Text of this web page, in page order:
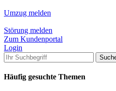
Umzug melden
Störung melden
Zum Kundenportal
Login
Häufig gesuchte Themen